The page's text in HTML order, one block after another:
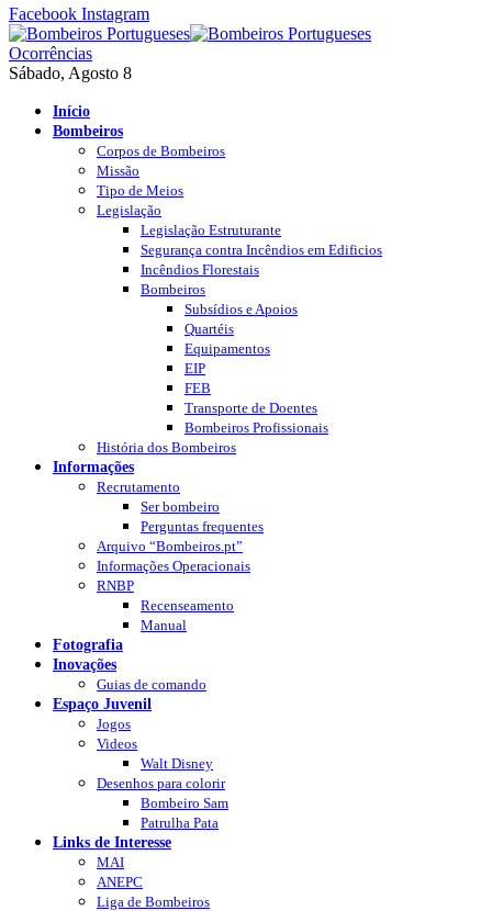
Facebook Instagram
Ocorrências
Sábado, Agosto 8
Início
Bombeiros
Corpos de Bombeiros
Missão
Tipo de Meios
Legislação
Legislação Estruturante
Segurança contra Incêndios em Edificios
Incêndios Florestais
Bombeiros
Subsídios e Apoios
Quartéis
Equipamentos
EIP
FEB
Transporte de Doentes
Bombeiros Profissionais
História dos Bombeiros
Informações
Recrutamento
Ser bombeiro
Perguntas frequentes
Arquivo “Bombeiros.pt”
Informações Operacionais
RNBP
Recenseamento
Manual
Fotografia
Inovações
Guias de comando
Espaço Juvenil
Jogos
Videos
Walt Disney
Desenhos para colorir
Bombeiro Sam
Patrulha Pata
Links de Interesse
MAI
ANEPC
Liga de Bombeiros